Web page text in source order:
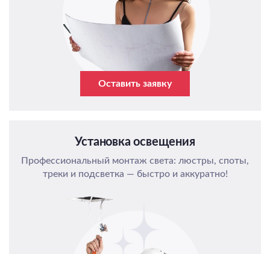
Оставить заявку
Установка освещения
Профессиональный монтаж света: люстры, споты,
треки и подсветка — быстро и аккуратно!